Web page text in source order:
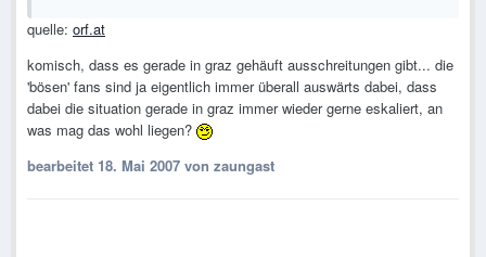
quelle: orf.at
komisch, dass es gerade in graz gehäuft ausschreitungen gibt... die
'bösen' fans sind ja eigentlich immer überall auswärts dabei, dass
dabei die situation gerade in graz immer wieder gerne eskaliert, an
was mag das wohl liegen?
bearbeitet 18. Mai 2007 von zaungast